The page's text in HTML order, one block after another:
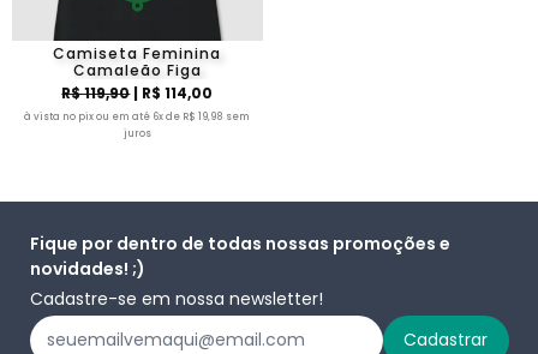
Camiseta Feminina
Camaleão Figa
R$ 119,90| R$ 114,00
à vista no pix ou em até 6x de R$ 19,98 sem
juros
Fique por dentro de todas nossas promoções e
novidades! ;)
Cadastre-se em nossa newsletter!